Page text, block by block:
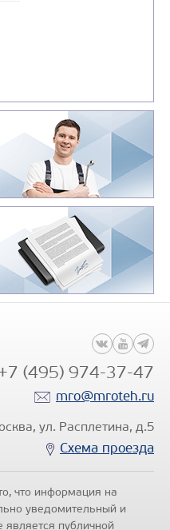
(495) 974-37-47
mro@mroteh.ru
ул. Расплетина, д.5
Схема проезда
что информация на
уведомительный и
публичной